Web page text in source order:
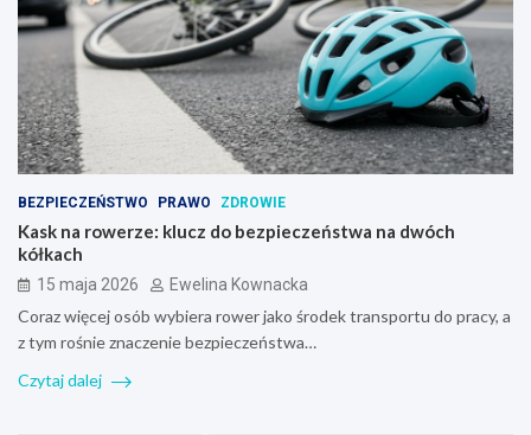
BEZPIECZEŃSTWO PRAWO ZDROWIE
Kask na rowerze: klucz do bezpieczeństwa na dwóch
kółkach
15 maja 2026 Ewelina Kownacka
Coraz więcej osób wybiera rower jako środek transportu do pracy, a
z tym rośnie znaczenie bezpieczeństwa…
Czytaj dalej